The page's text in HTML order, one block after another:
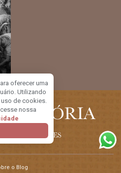
oferecer uma
Utilizando
de cookies.
nossa
o Blog